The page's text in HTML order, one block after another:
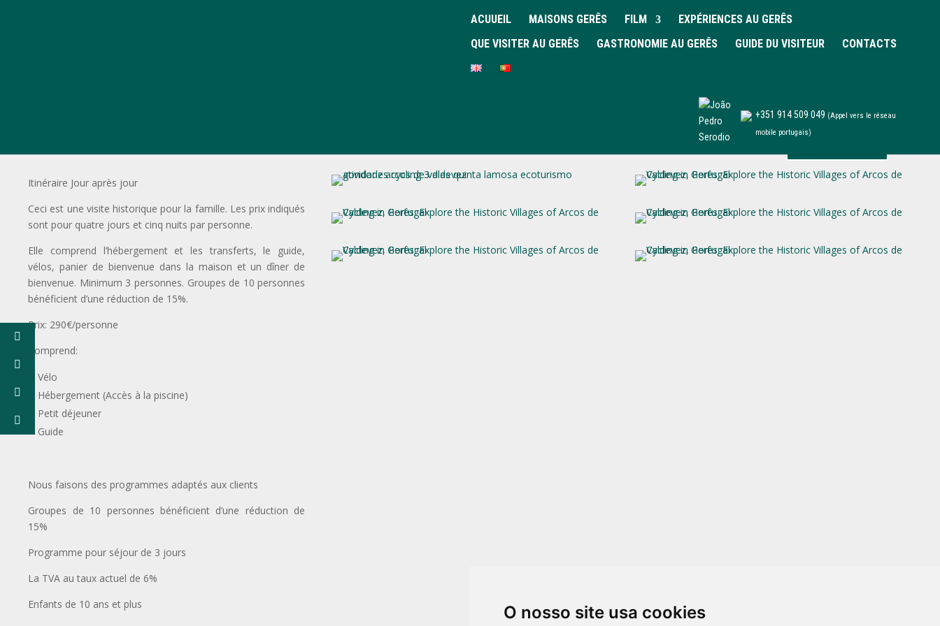
O nosso site usa cookies
ACUUEIL MAISONS GERÊS FILM
EXPÉRIENCES AU GERÊS
QUE VISITER AU GERÊS
GASTRONOMIE AU GERÊS GUIDE DU VISITEUR CONTACTS
+351 914 509 049 (Appel vers le réseau
mobile portugais)Réserver
Itinéraire Jour après jour
Ceci est une visite historique pour la famille. Les prix indiqués
sont pour quatre jours et cinq nuits par personne.
Elle comprend l’hébergement et les transferts, le guide,
vélos, panier de bienvenue dans la maison et un dîner de
bienvenue. Minimum 3 personnes. Groupes de 10 personnes
bénéficient d’une réduction de 15%.
Prix: 290€/personne
Comprend:
Vélo
Hébergement (Accès à la piscine)
Petit déjeuner
Guide
Nous faisons des programmes adaptés aux clients
Groupes de 10 personnes bénéficient d’une réduction de
15%
Programme pour séjour de 3 jours
La TVA au taux actuel de 6%
Enfants de 10 ans et plus